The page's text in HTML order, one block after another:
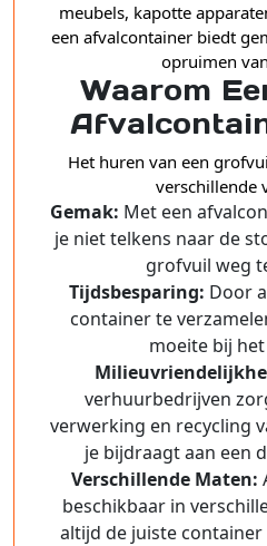
meubels, kapotte
een afvalcontainer biedt
opruimen
Waarom
Het huren van een
verschillende
Gemak: Met een
je niet telkens naar de
grofvuil weg
Tijdsbesparing: Door
container te
moeite bij
verhuurbedrijven
verwerking en recycling
je bijdraagt aan een
Verschillende Maten:
beschikbaar in
altijd de juiste